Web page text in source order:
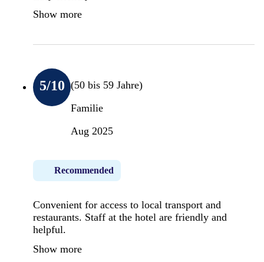
Show more
5/10 (50 bis 59 Jahre)
Familie
Aug 2025
Recommended
Convenient for access to local transport and
restaurants. Staff at the hotel are friendly and
helpful.
Show more